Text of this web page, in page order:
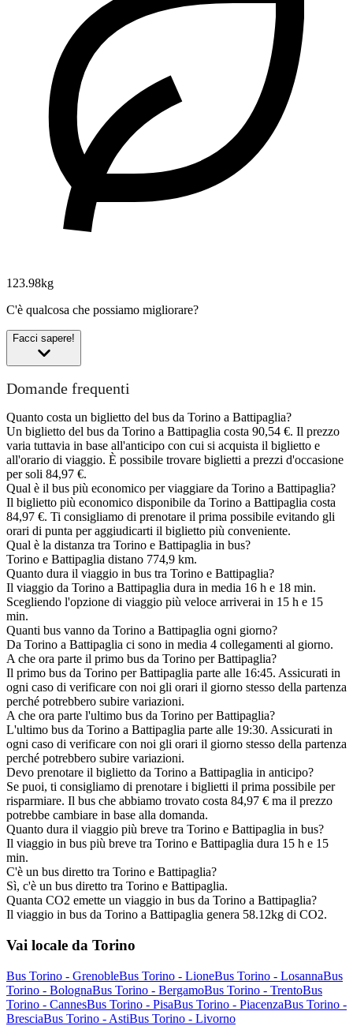
123.98kg
C'è qualcosa che possiamo migliorare?
Facci sapere!
Domande frequenti
Quanto costa un biglietto del bus da Torino a Battipaglia?
Un biglietto del bus da Torino a Battipaglia costa 90,54 €. Il prezzo
varia tuttavia in base all'anticipo con cui si acquista il biglietto e
all'orario di viaggio. È possibile trovare biglietti a prezzi d'occasione
per soli 84,97 €.
Qual è il bus più economico per viaggiare da Torino a Battipaglia?
Il biglietto più economico disponibile da Torino a Battipaglia costa
84,97 €. Ti consigliamo di prenotare il prima possibile evitando gli
orari di punta per aggiudicarti il biglietto più conveniente.
Qual è la distanza tra Torino e Battipaglia in bus?
Torino e Battipaglia distano 774,9 km.
Quanto dura il viaggio in bus tra Torino e Battipaglia?
Il viaggio da Torino a Battipaglia dura in media 16 h e 18 min.
Scegliendo l'opzione di viaggio più veloce arriverai in 15 h e 15
min.
Quanti bus vanno da Torino a Battipaglia ogni giorno?
Da Torino a Battipaglia ci sono in media 4 collegamenti al giorno.
A che ora parte il primo bus da Torino per Battipaglia?
Il primo bus da Torino per Battipaglia parte alle 16:45. Assicurati in
ogni caso di verificare con noi gli orari il giorno stesso della partenza
perché potrebbero subire variazioni.
A che ora parte l'ultimo bus da Torino per Battipaglia?
L'ultimo bus da Torino a Battipaglia parte alle 19:30. Assicurati in
ogni caso di verificare con noi gli orari il giorno stesso della partenza
perché potrebbero subire variazioni.
Devo prenotare il biglietto da Torino a Battipaglia in anticipo?
Se puoi, ti consigliamo di prenotare i biglietti il prima possibile per
risparmiare. Il bus che abbiamo trovato costa 84,97 € ma il prezzo
potrebbe cambiare in base alla domanda.
Quanto dura il viaggio più breve tra Torino e Battipaglia in bus?
Il viaggio in bus più breve tra Torino e Battipaglia dura 15 h e 15
min.
C'è un bus diretto tra Torino e Battipaglia?
Sì, c'è un bus diretto tra Torino e Battipaglia.
Quanta CO2 emette un viaggio in bus da Torino a Battipaglia?
Il viaggio in bus da Torino a Battipaglia genera 58.12kg di CO2.
Vai locale da Torino
Bus Torino - GrenobleBus Torino - LioneBus Torino - LosannaBus
Torino - BolognaBus Torino - BergamoBus Torino - TrentoBus
Torino - CannesBus Torino - PisaBus Torino - PiacenzaBus Torino -
BresciaBus Torino - AstiBus Torino - Livorno